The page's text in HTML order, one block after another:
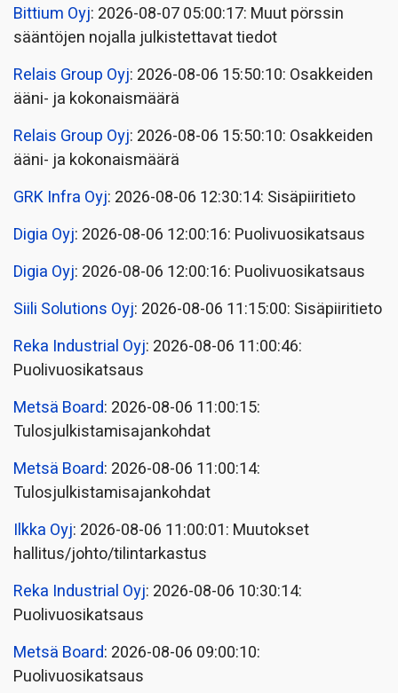
Bittium Oyj: 2026-08-07 05:00:17: Muut pörssin
sääntöjen nojalla julkistettavat tiedot
Relais Group Oyj: 2026-08-06 15:50:10: Osakkeiden
ääni- ja kokonaismäärä
Relais Group Oyj: 2026-08-06 15:50:10: Osakkeiden
ääni- ja kokonaismäärä
GRK Infra Oyj: 2026-08-06 12:30:14: Sisäpiiritieto
Digia Oyj: 2026-08-06 12:00:16: Puolivuosikatsaus
Digia Oyj: 2026-08-06 12:00:16: Puolivuosikatsaus
Siili Solutions Oyj: 2026-08-06 11:15:00: Sisäpiiritieto
Reka Industrial Oyj: 2026-08-06 11:00:46:
Puolivuosikatsaus
Metsä Board: 2026-08-06 11:00:15:
Tulosjulkistamisajankohdat
Metsä Board: 2026-08-06 11:00:14:
Tulosjulkistamisajankohdat
Ilkka Oyj: 2026-08-06 11:00:01: Muutokset
hallitus/johto/tilintarkastus
Reka Industrial Oyj: 2026-08-06 10:30:14:
Puolivuosikatsaus
Metsä Board: 2026-08-06 09:00:10:
Puolivuosikatsaus